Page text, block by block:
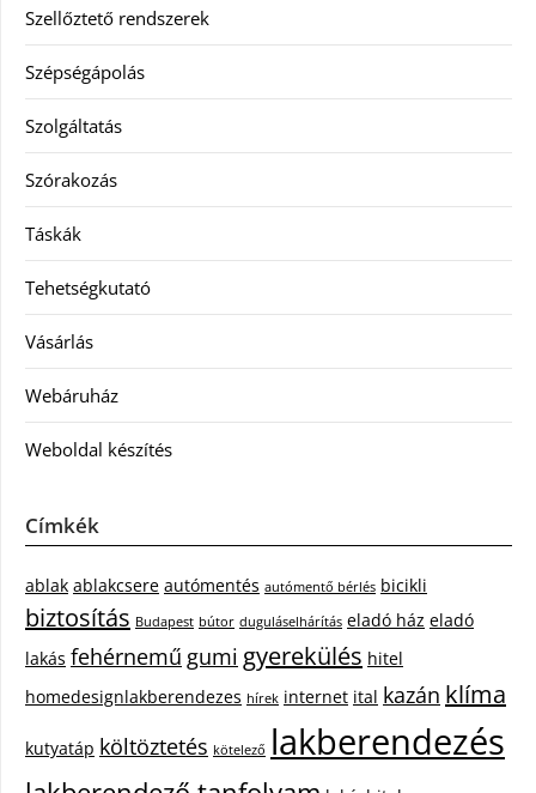
Szellőztető rendszerek
Szépségápolás
Szolgáltatás
Szórakozás
Táskák
Tehetségkutató
Vásárlás
Webáruház
Weboldal készítés
Címkék
ablak ablakcsere autómentés autómentő bérlés bicikli
biztosítás Budapest bútor duguláselhárítás eladó ház eladó
lakás fehérnemű gumi gyerekülés hitel
homedesignlakberendezes hírek internet ital kazán klíma
kutyatáp költöztetés kötelező lakberendezés